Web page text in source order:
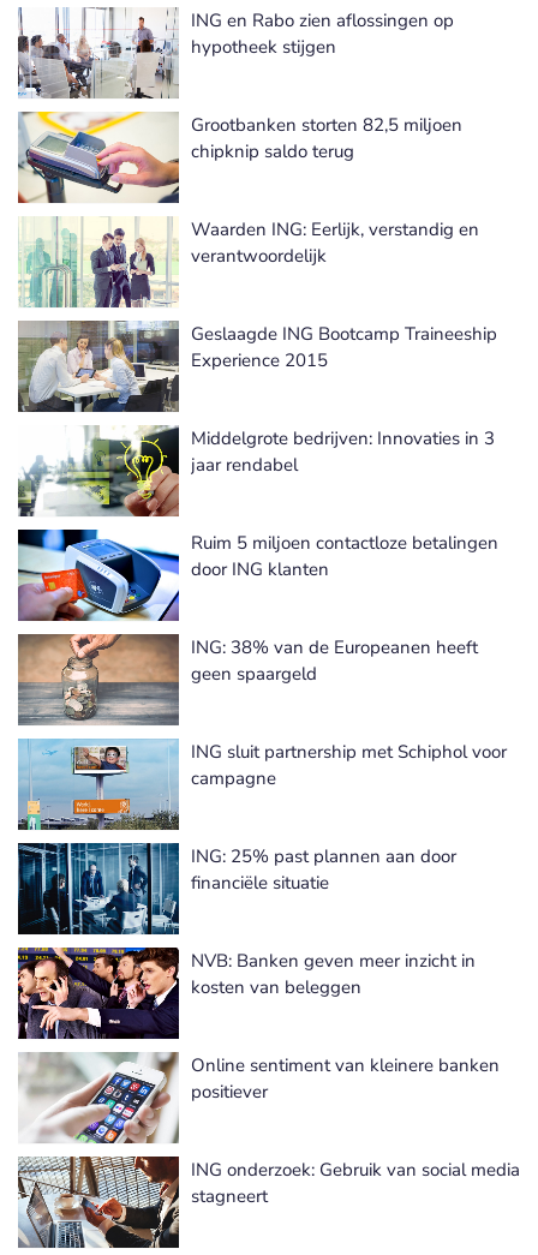
ING en Rabo zien aflossingen op
hypotheek stijgen
Grootbanken storten 82,5 miljoen
chipknip saldo terug
Waarden ING: Eerlijk, verstandig en
verantwoordelijk
Geslaagde ING Bootcamp Traineeship
Experience 2015
Middelgrote bedrijven: Innovaties in 3
jaar rendabel
Ruim 5 miljoen contactloze betalingen
door ING klanten
ING: 38% van de Europeanen heeft
geen spaargeld
ING sluit partnership met Schiphol voor
campagne
ING: 25% past plannen aan door
financiële situatie
NVB: Banken geven meer inzicht in
kosten van beleggen
Online sentiment van kleinere banken
positiever
ING onderzoek: Gebruik van social media
stagneert